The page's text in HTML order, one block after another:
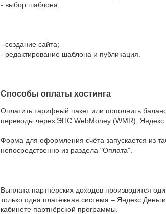
- выбор шаблона;
- создание сайта;
- редактирование шаблона и публикация.
Способы оплаты хостинга
Оплатить тарифный пакет или пополнить
переводы через ЭПС WebMoney (WMR),
Форма для оформления счёта запускается из
непосредственно из раздела "Оплата".
Выплата партнёрских доходов производится
только одна платёжная система –
кабинете партнёрской программы.